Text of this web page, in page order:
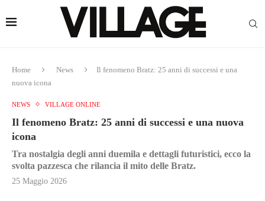
Home News
Il fenomeno Bratz: 25 anni di successi e una
nuova icona
NEWS VILLAGE ONLINE
Il fenomeno Bratz: 25 anni di successi e una nuova
icona
Tra nostalgia degli anni duemila e dettagli futuristici, ecco la
svolta pazzesca che rilancia il mito delle Bratz.
25 Maggio 2026